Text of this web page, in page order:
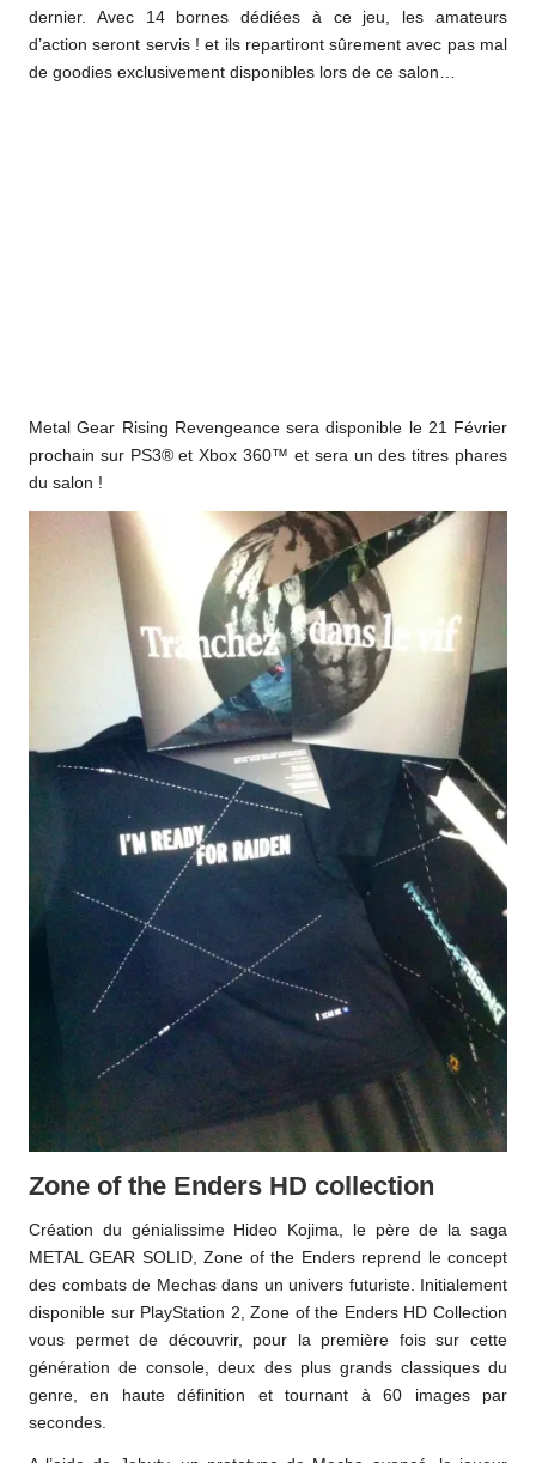
dernier. Avec 14 bornes dédiées à ce jeu, les amateurs
d’action seront servis ! et ils repartiront sûrement avec pas mal
de goodies exclusivement disponibles lors de ce salon…
Metal Gear Rising Revengeance sera disponible le 21 Février
prochain sur PS3® et Xbox 360™ et sera un des titres phares
du salon !
Zone of the Enders HD collection
Création du génialissime Hideo Kojima, le père de la saga
METAL GEAR SOLID, Zone of the Enders reprend le concept
des combats de Mechas dans un univers futuriste. Initialement
disponible sur PlayStation 2, Zone of the Enders HD Collection
vous permet de découvrir, pour la première fois sur cette
génération de console, deux des plus grands classiques du
genre, en haute définition et tournant à 60 images par
secondes.